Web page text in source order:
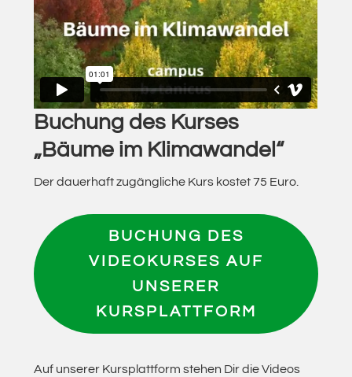
Buchung des Kurses
„Bäume im Klimawandel“
Der dauerhaft zugängliche Kurs kostet 75 Euro.
BUCHUNG DES
VIDEOKURSES AUF
UNSERER
KURSPLATTFORM
Auf unserer Kursplattform stehen Dir die Videos